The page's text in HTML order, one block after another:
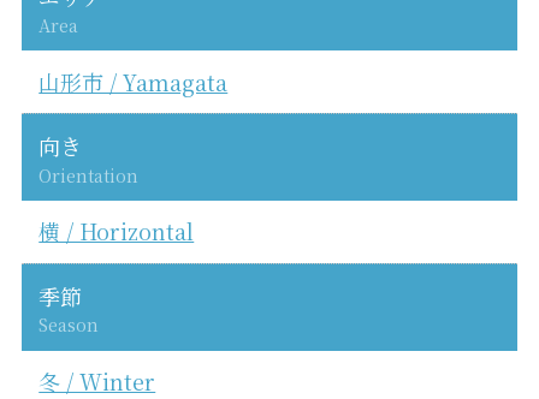
Area
山形市 / Yamagata
向き
Orientation
横 / Horizontal
季節
Season
冬 / Winter